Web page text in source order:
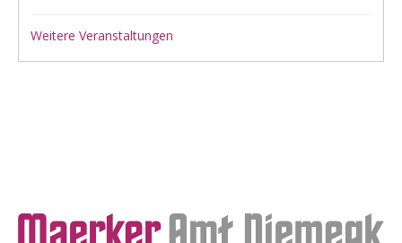
Weitere Veranstaltungen